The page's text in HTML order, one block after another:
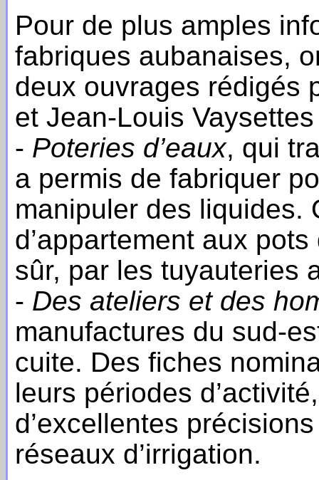
Pour de plus amples
fabriques aubanaises,
deux ouvrages rédigés
et Jean-Louis
- Poteries d’eaux, qui
a permis de fabriquer
manipuler des liquides.
d’appartement aux
sûr, par les tuyauteries
- Des ateliers et des
manufactures du sud-
cuite. Des fiches
leurs périodes
d’excellentes
réseaux d’irrigation.